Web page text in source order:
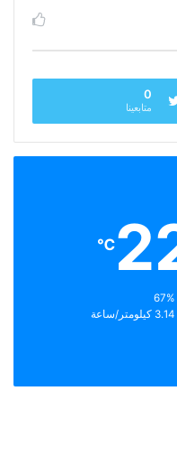
0
متابعينا
℃
الرطوبة:
الرياح: